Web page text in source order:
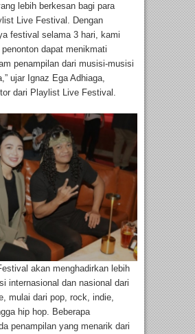
lebih berkesan bagi para
Live Festival. Dengan
festival selama 3 hari, kami
penonton dapat menikmati
penampilan dari musisi-musisi
ujar Ignaz Ega Adhiaga,
dari Playlist Live Festival.
akan menghadirkan lebih
internasional dan nasional dari
mulai dari pop, rock, indie,
hip hop. Beberapa
penampilan yang menarik dari